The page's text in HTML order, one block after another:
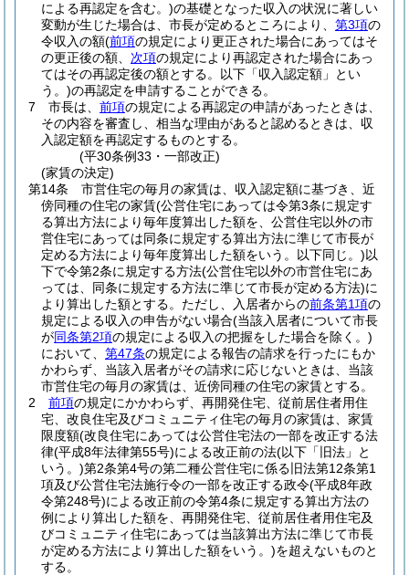
による再認定を含む。)の基礎となった収入の状況に著しい
変動が生じた場合は、市長が定めるところにより、 第3項の
令収入の額(前項の規定により更正された場合にあってはそ
の更正後の額、 次項の規定により再認定された場合にあっ
てはその再認定後の額とする。以下「収入認定額」とい
う。)の再認定を申請することができる。
7
市長は、 前項の規定による再認定の申請があったときは、
その内容を審査し、相当な理由があると認めるときは、収
入認定額を再認定するものとする。
(平30条例33・一部改正)
(家賃の決定)
第14条
市営住宅の毎月の家賃は、収入認定額に基づき、近
傍同種の住宅の家賃(公営住宅にあっては令第3条に規定す
る算出方法により毎年度算出した額を、公営住宅以外の市
営住宅にあっては同条に規定する算出方法に準じて市長が
定める方法により毎年度算出した額をいう。以下同じ。)以
下で令第2条に規定する方法(公営住宅以外の市営住宅にあ
っては、同条に規定する方法に準じて市長が定める方法)に
より算出した額とする。 ただし、入居者からの前条第1項の
規定による収入の申告がない場合(当該入居者について市長
が同条第2項の規定による収入の把握をした場合を除く。)
において、 第47条の規定による報告の請求を行ったにもか
かわらず、当該入居者がその請求に応じないときは、当該
市営住宅の毎月の家賃は、近傍同種の住宅の家賃とする。
2
前項の規定にかかわらず、再開発住宅、従前居住者用住
宅、改良住宅及びコミュニティ住宅の毎月の家賃は、家賃
限度額(改良住宅にあっては公営住宅法の一部を改正する法
律(平成8年法律第55号)による改正前の法(以下「旧法」と
いう。)第2条第4号の第二種公営住宅に係る旧法第12条第1
項及び公営住宅法施行令の一部を改正する政令(平成8年政
令第248号)による改正前の令第4条に規定する算出方法の
例により算出した額を、再開発住宅、従前居住者用住宅及
びコミュニティ住宅にあっては当該算出方法に準じて市長
が定める方法により算出した額をいう。)を超えないものと
する。